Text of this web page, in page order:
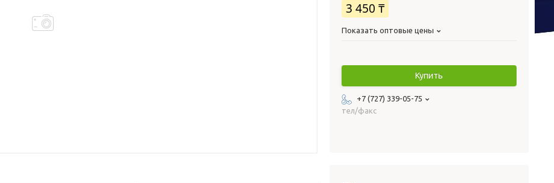
3 450 ₸
Показать оптовые цены
Купить
+7 (727) 339-05-75
тел/факс